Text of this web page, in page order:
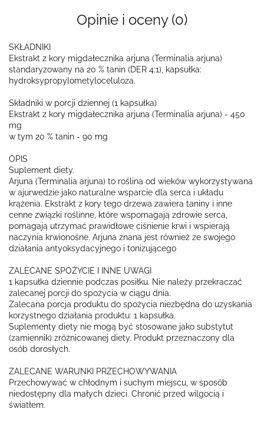
Opinie i oceny (0)
SKŁADNIKI
Ekstrakt z kory migdałecznika arjuna (Terminalia arjuna)
standaryzowany na 20 % tanin (DER 4:1), kapsułka:
hydroksypropylometyloceluloza.
Składniki w porcji dziennej (1 kapsułka)
Ekstrakt z kory migdałecznika arjuna (Terminalia arjuna) - 450
mg
w tym 20 % tanin - 90 mg
OPIS
Suplement diety.
Arjuna (Terminalia arjuna) to roślina od wieków wykorzystywana
w ajurwedzie jako naturalne wsparcie dla serca i układu
krążenia. Ekstrakt z kory tego drzewa zawiera taniny i inne
cenne związki roślinne, które wspomagają zdrowie serca,
pomagają utrzymać prawidłowe ciśnienie krwi i wspierają
naczynia krwionośne. Arjuna znana jest również ze swojego
działania antyoksydacyjnego i tonizującego
ZALECANE SPOŻYCIE I INNE UWAGI
1 kapsułka dziennie podczas posiłku. Nie należy przekraczać
zalecanej porcji do spożycia w ciągu dnia.
Zalecana porcja produktu do spożycia niezbędna do uzyskania
korzystnego działania produktu: 1 kapsułka.
Suplementy diety nie mogą być stosowane jako substytut
(zamiennik) zróżnicowanej diety. Produkt przeznaczony dla
osób dorosłych.
ZALECANE WARUNKI PRZECHOWYWANIA
Przechowywać w chłodnym i suchym miejscu, w sposób
niedostępny dla małych dzieci. Chronić przed wilgocią i
światłem.